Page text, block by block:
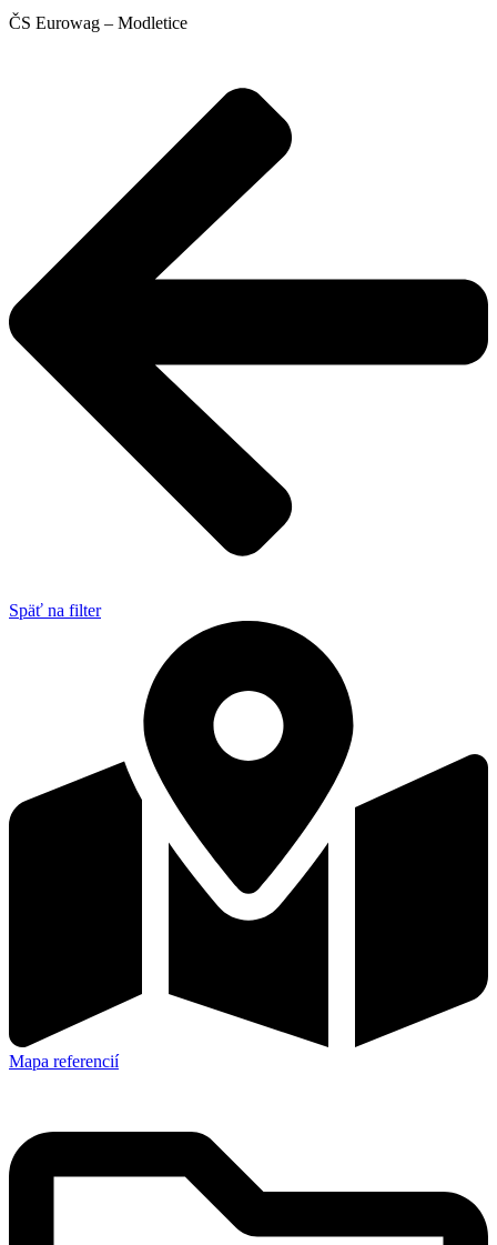
ČS Eurowag – Modletice
Späť na filter
Mapa referencií